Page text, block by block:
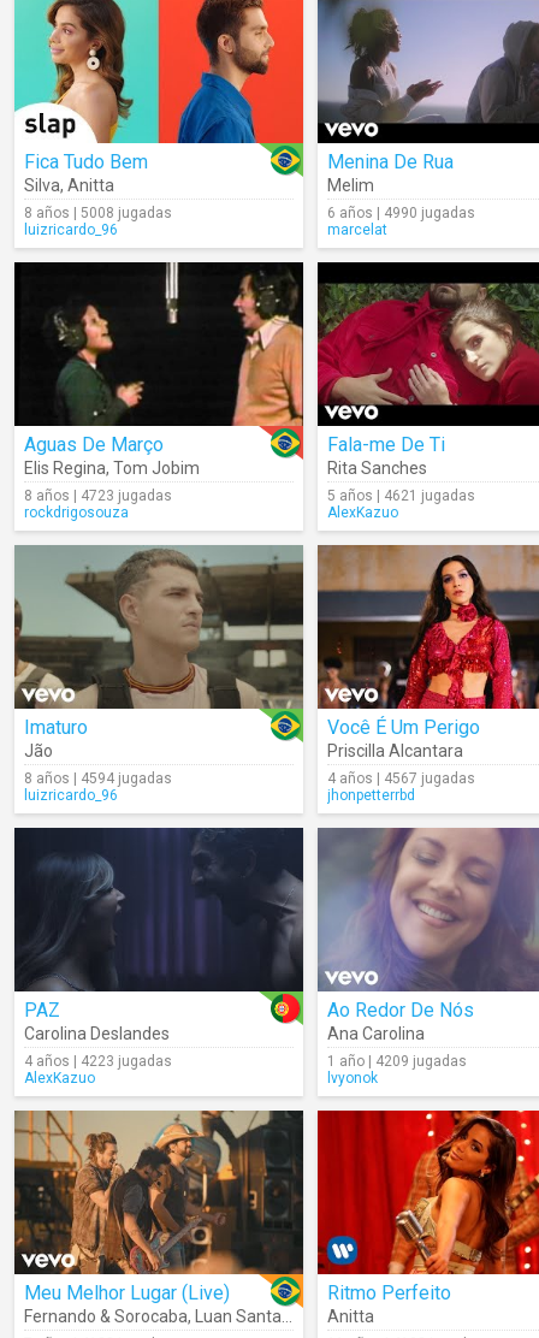
Fica Tudo Bem
Silva, Anitta
8 años | 5008 jugadas
luizricardo_96
Menina De Rua
Melim
6 años | 4990 jugadas
marcelat
Aguas De Março
Elis Regina, Tom Jobim
8 años | 4723 jugadas
rockdrigosouza
Fala-me De Ti
Rita Sanches
5 años | 4621 jugadas
AlexKazuo
Imaturo
Jão
8 años | 4594 jugadas
luizricardo_96
Você É Um Perigo
Priscilla Alcantara
4 años | 4567 jugadas
jhonpetterrbd
PAZ
Carolina Deslandes
4 años | 4223 jugadas
AlexKazuo
Ao Redor De Nós
Ana Carolina
1 año | 4209 jugadas
lvyonok
Meu Melhor Lugar (Live)
Fernando & Sorocaba, Luan Santana Jetlag Music
Ritmo Perfeito
Anitta